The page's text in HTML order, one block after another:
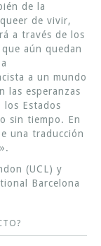
de la
de vivir,
a través de los
aún quedan
a un mundo
las esperanzas
los Estados
sin tiempo. En
una traducción
(UCL) y
Barcelona